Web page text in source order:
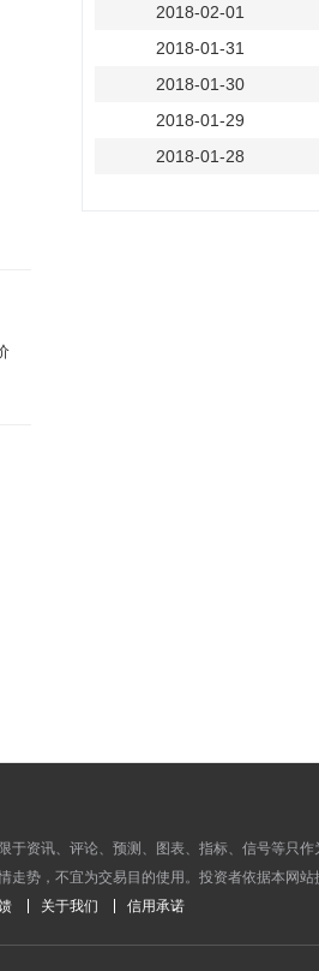
2018-02-01
2018-01-31
2018-01-30
2018-01-29
2018-01-28
2018-01-11
2018-01-09
2018-01-08
2018-01-07
2018-01-06
于资讯、评论、预测、图表、指标、信号等只
走势，不宜为交易目的使用。投资者依据本网
关于我们 信用承诺